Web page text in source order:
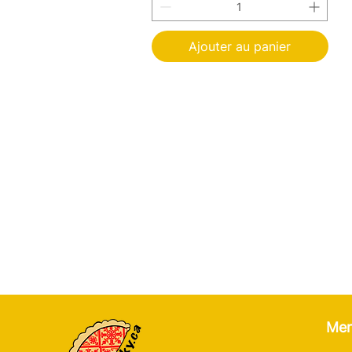
Ajouter au panier